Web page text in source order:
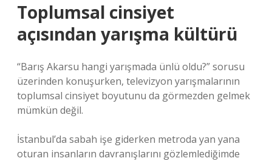
Toplumsal cinsiyet
açısından yarışma kültürü
“Barış Akarsu hangi yarışmada ünlü oldu?” sorusu
üzerinden konuşurken, televizyon yarışmalarının
toplumsal cinsiyet boyutunu da görmezden gelmek
mümkün değil.
İstanbul’da sabah işe giderken metroda yan yana
oturan insanların davranışlarını gözlemlediğimde